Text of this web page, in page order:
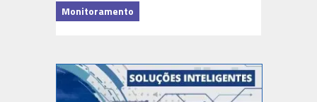
Monitoramento